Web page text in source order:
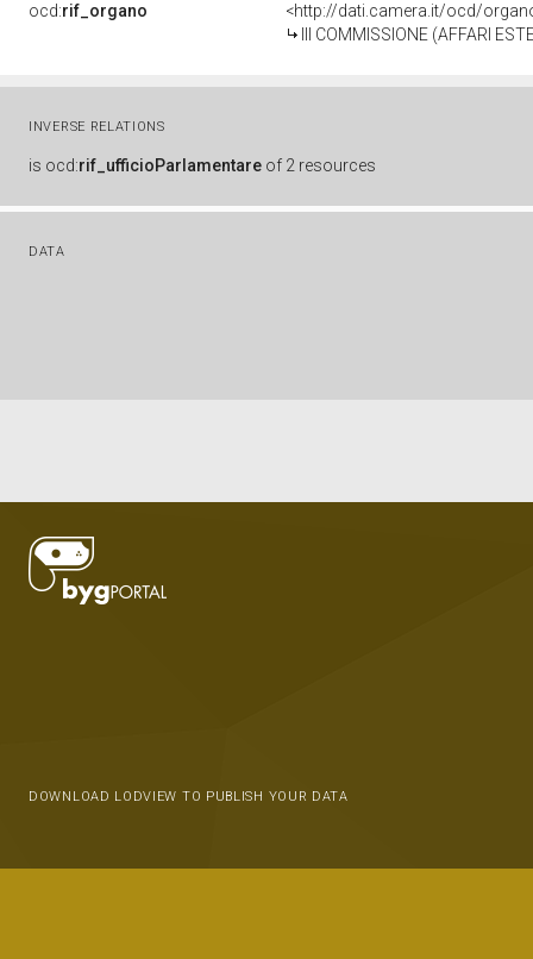
ocd:rif_organo
<http://dati.camera.it/ocd/
III COMMISSIONE (AFFARI
INVERSE RELATIONS
is ocd:rif_ufficioParlamentare of 2 resources
DATA
DOWNLOAD LODVIEW TO PUBLISH YOUR DATA